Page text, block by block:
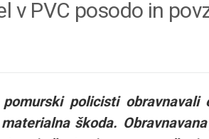
v PVC posodo in
policisti obravnavali
škoda.